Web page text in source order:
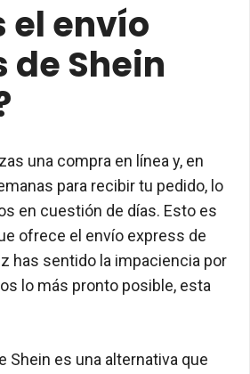
el envío
de Shein
una compra en línea y, en
para recibir tu pedido, lo
en cuestión de días. Esto es
ofrece el envío express de
has sentido la impaciencia por
lo más pronto posible, esta
Shein es una alternativa que